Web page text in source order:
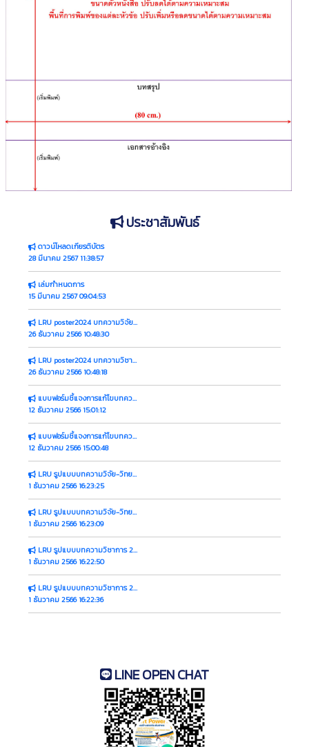
ประชาสัมพันธ์
ดาวน์โหลดเกียรติบัตร
28 มีนาคม 2567 11:38:57
เล่มกำหนดการ
15 มีนาคม 2567 09:04:53
LRU poster2024 บทความวิจัย-วิทยานิพนธ์ (Template)
26 ธันวาคม 2566 10:48:30
LRU poster2024 บทความวิชาการ (Template)
26 ธันวาคม 2566 10:48:18
แบบฟอร์มชี้แจงการแก้ไขบทความวิจัย/วิทยานิพนธ์
12 ธันวาคม 2566 15:01:12
แบบฟอร์มชี้แจงการแก้ไขบทความวิชาการ
12 ธันวาคม 2566 15:00:48
LRU รูปแบบบทความวิจัย-วิทยานิพนธ์ 2567 (WORD)
1 ธันวาคม 2566 16:23:25
LRU รูปแบบบทความวิจัย-วิทยานิพนธ์ 2567 (PDF)
1 ธันวาคม 2566 16:23:09
LRU รูปแบบบทความวิชาการ 2567 (WORD)
1 ธันวาคม 2566 16:22:50
LRU รูปแบบบทความวิชาการ 2567 (PDF)
1 ธันวาคม 2566 16:22:36
LINE OPEN CHAT